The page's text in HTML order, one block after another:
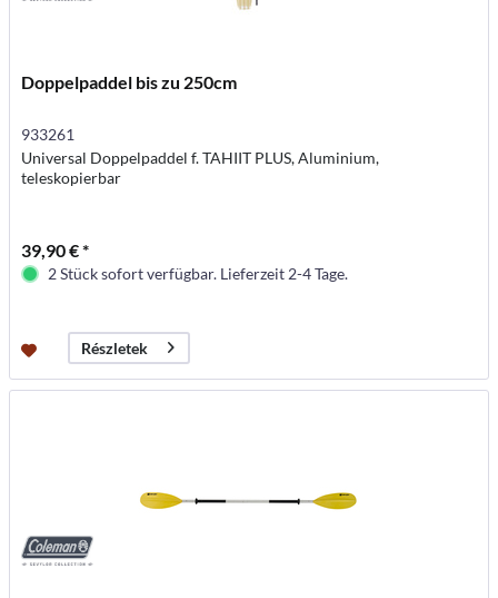
Doppelpaddel bis zu 250cm
933261
Universal Doppelpaddel f. TAHIIT PLUS, Aluminium,
teleskopierbar
39,90 € *
2 Stück sofort verfügbar. Lieferzeit 2-4 Tage.
Részletek